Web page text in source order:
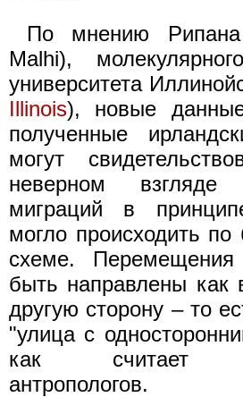
По мнению
Malhi),
университета
Illinois), новые
полученные
могут
неверном
миграций в
могло происходить
схеме.
быть направлены как
другую сторону – то
"улица с
как считает
антропологов.